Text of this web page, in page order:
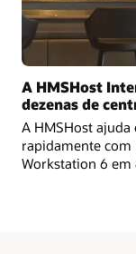
A HMSHost
dezenas de
A HMSHost
rapidamente com
Workstation 6 em